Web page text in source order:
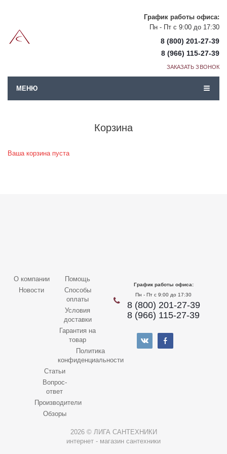
График работы офиса:
Пн - Пт с 9:00 до 17:30
8 (800) 201-27-39
8 (966) 115-27-39
ЗАКАЗАТЬ ЗВОНОК
МЕНЮ
Корзина
Ваша корзина пуста
О компании
Новости
Помощь
Способы
оплаты
Условия
доставки
Гарантия на
товар
Политика
конфиденциальности
Статьи
Вопрос-
ответ
Производители
Обзоры
График работы офиса:
Пн - Пт с 9:00 до 17:30
8 (800) 201-27-39
8 (966) 115-27-39
2026 © ЛИГА САНТЕХНИКИ
интернет - магазин сантехники